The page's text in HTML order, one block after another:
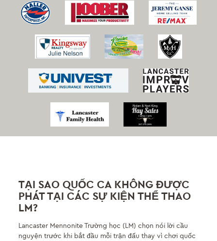
TẠI SAO QUỐC CA KHÔNG ĐƯỢC
PHÁT TẠI CÁC SỰ KIỆN THỂ THAO
LM?
Lancaster Mennonite Trường học (LM) chọn nói lời cầu
nguyện trước khi bắt đầu mỗi trận đấu thay vì chơi quốc